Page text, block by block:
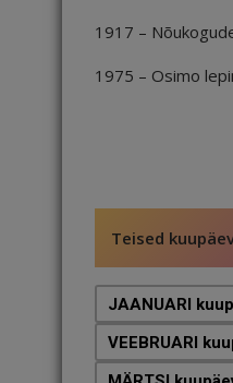
1917 –
1975 – Osimo
Teised
JAANUARI
VEEBRUARI